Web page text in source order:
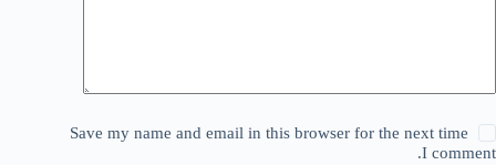
Save my name and email in this browser for the next time
I comment.